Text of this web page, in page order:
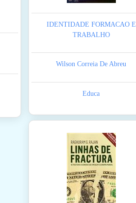
IDENTIDADE FORMACAO E
TRABALHO
Wilson Correia De Abreu
Educa